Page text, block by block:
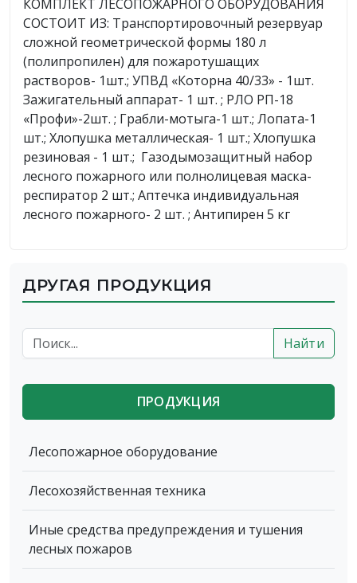
КОМПЛЕКТ ЛЕСОПОЖАРНОГО ОБОРУДОВАНИЯ
СОСТОИТ ИЗ: Транспортировочный резервуар
сложной геометрической формы 180 л
(полипропилен) для пожаротушащих
растворов- 1шт.; УПВД «Которна 40/33» - 1шт.
Зажигательный аппарат- 1 шт. ; РЛО РП-18
«Профи»-2шт. ; Грабли-мотыга-1 шт.; Лопата-1
шт.; Хлопушка металлическая- 1 шт.; Хлопушка
резиновая - 1 шт.; Газодымозащитный набор
лесного пожарного или полнолицевая маска-
респиратор 2 шт.; Аптечка индивидуальная
лесного пожарного- 2 шт. ; Антипирен 5 кг
ДРУГАЯ ПРОДУКЦИЯ
Найти
ПРОДУКЦИЯ
Лесопожарное оборудование
Лесохозяйственная техника
Иные средства предупреждения и тушения
лесных пожаров